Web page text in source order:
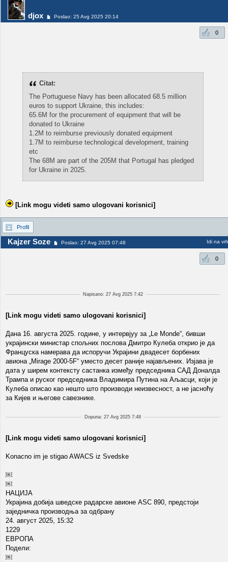
djox Poslao: 25 Avg 2025 20:14
0
Citat:
The Portuguese Navy has been allocated 68.5 million
euros to support Ukraine, this includes:
65.6M for the procurement of equipment that will be
donated to Ukraine
1.2M to reimburse previously donated equipment
1.7M to reimburse technological development, training
etc
The 68M are part of the 205M that Portugal has pledged
for Ukraine in 2025.
[Link mogu videti samo ulogovani korisnici]
Profil
Kajzer Soze Poslao: 27 Avg 2025 07:48 Idi na vrh
0
Napisano: 27 Avg 2025 7:42
[Link mogu videti samo ulogovani korisnici]
Дана 16. августа 2025. године, у интервјуу за „Le Monde“, бивши
украјински министар спољних послова Дмитро Кулеба открио је да
Француска намерава да испоручи Украјини двадесет борбених
авиона „Mirage 2000-5F“ уместо десет раније најављених. Изјава је
дата у ширем контексту састанка између председника САД Доналда
Трампа и руског председника Владимира Путина на Аљасци, који је
Кулеба описао као нешто што производи неизвесност, а не јасноћу
за Кијев и његове савезнике.
Dopuna: 27 Avg 2025 7:48
[Link mogu videti samo ulogovani korisnici]
Konacno im je stigao AWACS iz Svedske
￼
￼
НАЦИЈА
Украјина добија шведске радарске авионе ASC 890, предстоји
заједничка производња за одбрану
24. август 2025, 15:32
1229
ЕВРОПА
Подели:
￼